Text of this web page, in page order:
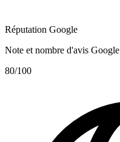
Réputation Google
Note et nombre d'avis Google
80/100